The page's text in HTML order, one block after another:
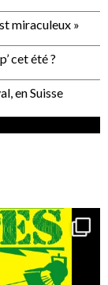
miraculeux »
cet été ?
en Suisse